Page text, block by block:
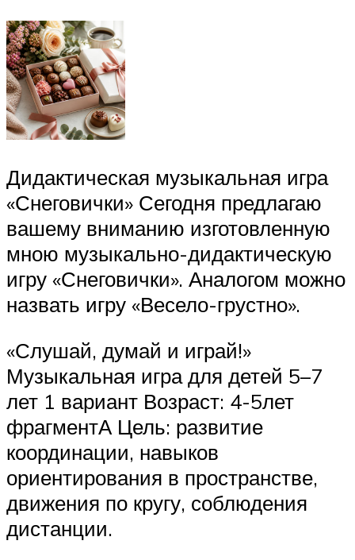
Дидактическая музыкальная игра
«Снеговички» Сегодня предлагаю
вашему вниманию изготовленную
мною музыкально-дидактическую
игру «Снеговички». Аналогом можно
назвать игру «Весело-грустно».
«Слушай, думай и играй!»
Музыкальная игра для детей 5–7
лет 1 вариант Возраст: 4-5лет
фрагментА Цель: развитие
координации, навыков
ориентирования в пространстве,
движения по кругу, соблюдения
дистанции.